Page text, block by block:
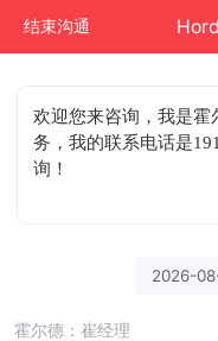
结束沟通
欢迎您来咨询 ，我是
务，我的联系电话是
询！
2026-
霍尔德：崔经理